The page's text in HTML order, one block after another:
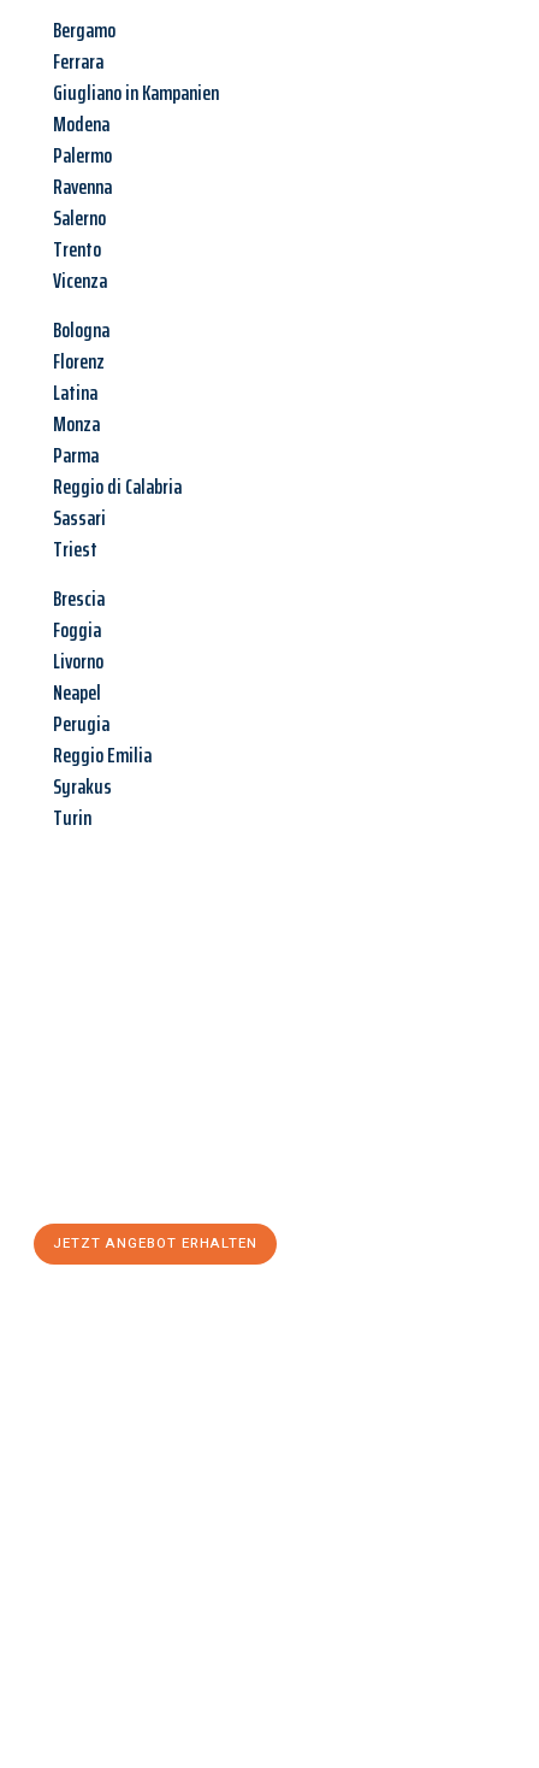
Bergamo
Ferrara
Giugliano in Kampanien
Modena
Palermo
Ravenna
Salerno
Trento
Vicenza
Bologna
Florenz
Latina
Monza
Parma
Reggio di Calabria
Sassari
Triest
Brescia
Foggia
Livorno
Neapel
Perugia
Reggio Emilia
Syrakus
Turin
JETZT ANGEBOT ERHALTEN